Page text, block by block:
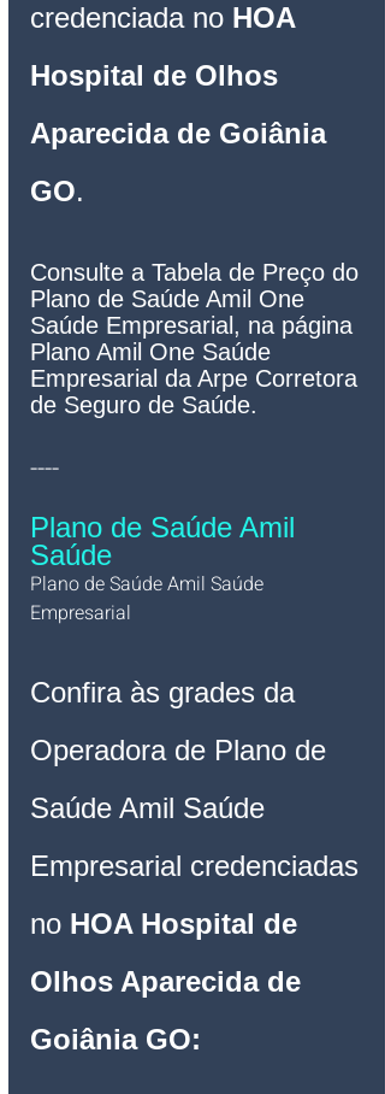
credenciada no HOA
Hospital de Olhos
Aparecida de Goiânia
GO.
Consulte a Tabela de Preço do
Plano de Saúde Amil One
Saúde Empresarial, na página
Plano Amil One Saúde
Empresarial da Arpe Corretora
de Seguro de Saúde.
----
Plano de Saúde Amil
Saúde
Plano de Saúde Amil Saúde
Empresarial
Confira às grades da
Operadora de Plano de
Saúde Amil Saúde
Empresarial credenciadas
no HOA Hospital de
Olhos Aparecida de
Goiânia GO: